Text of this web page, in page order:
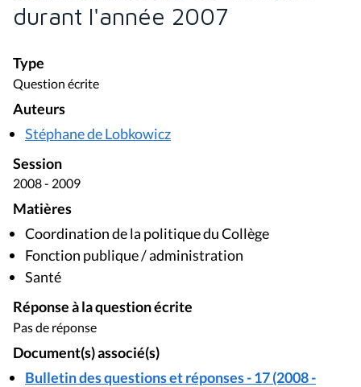
durant l'année 2007
Type
Question écrite
Auteurs
Stéphane de Lobkowicz
Session
2008 - 2009
Matières
Coordination de la politique du Collège
Fonction publique / administration
Santé
Réponse à la question écrite
Pas de réponse
Document(s) associé(s)
Bulletin des questions et réponses - 17 (2008 -